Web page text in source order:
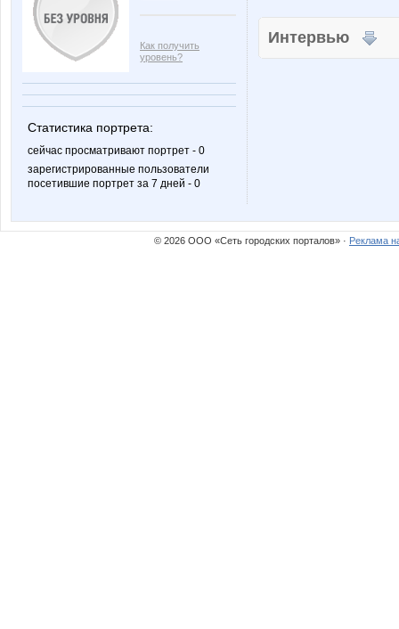
Как получить
уровень?
Статистика портрета:
сейчас просматривают портрет - 0
зарегистрированные пользователи
посетившие портрет за 7 дней - 0
Интервью
© 2026 ООО «Сеть городских порталов» · Реклама